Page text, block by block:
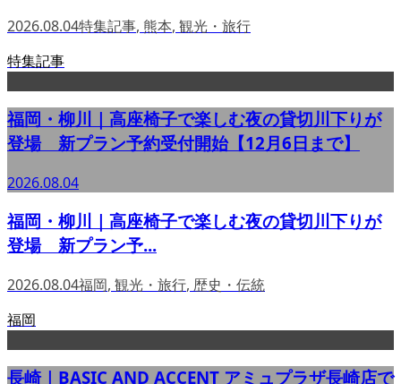
2026.08.04特集記事, 熊本, 観光・旅行
特集記事
福岡・柳川｜高座椅子で楽しむ夜の貸切川下りが
登場 新プラン予約受付開始【12月6日まで】
2026.08.04
福岡・柳川｜高座椅子で楽しむ夜の貸切川下りが
登場 新プラン予...
2026.08.04福岡, 観光・旅行, 歴史・伝統
福岡
長崎｜BASIC AND ACCENT アミュプラザ長崎店で